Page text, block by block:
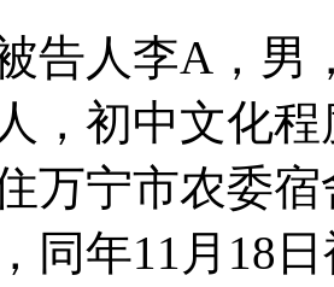
人李A，男，
，初中文化
万宁市农委
同年11月18